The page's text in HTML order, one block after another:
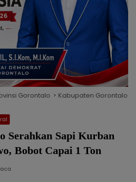
Gorontalo Kabupaten Gorontalo
Serahkan Sapi Kurban
Bobot Capai 1 Ton